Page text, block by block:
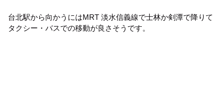
台北駅から向かうにはMRT 淡水信義線で士林か剣潭で降りて
タクシー・バスでの移動が良さそうです。